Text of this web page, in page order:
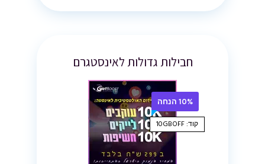
חבילות גדולות לאינסטגרם
10% הנחה
קוד: 10GBOFF